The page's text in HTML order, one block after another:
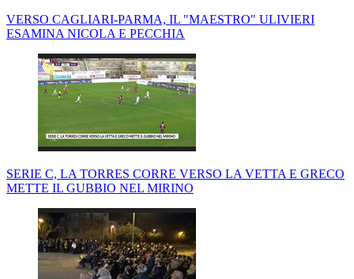
VERSO CAGLIARI-PARMA, IL "MAESTRO" ULIVIERI
ESAMINA NICOLA E PECCHIA
SERIE C, LA TORRES CORRE VERSO LA VETTA E GRECO
METTE IL GUBBIO NEL MIRINO